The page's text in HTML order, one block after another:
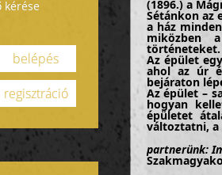
kérése
belépés
regisztráció
(1896.) a
Sétánkon az
a ház
miközben
történeteket.
Az épület
ahol az úr
bejáraton
Az épület –
hogyan
épületet
változtatni, a
partnerünk: